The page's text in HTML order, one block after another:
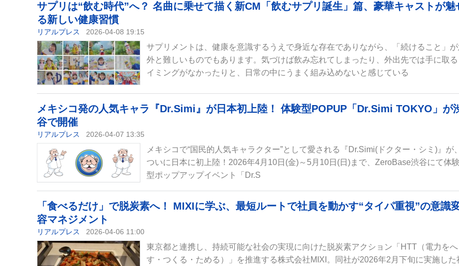
サプリは“飲む時代”へ？ 名曲に乗せて描く新CM「飲むサプリ誕⽣」篇、豪華キャストが魅
る新しい健康習慣
リアルプレス 2026-04-08 19:15
サプリメントは、健康を意識するうえで身近な存在でありながら、「続けること」
外と難しいものでもあります。気づけば飲み忘れてしまったり、外出先では手に取る
イミングがなかったりと、日常の中にうまく組み込めないと感じている
メキシコ発の人気キャラ『Dr.Simi』が日本初上陸！ 体験型POPUP「Dr.Simi TOKYO」が
谷で開催
リアルプレス 2026-04-07 13:35
メキシコで“国民的人気キャラクター”として愛される『Dr.Simi(ドクター・シミ)』が、
ついに日本に初上陸！2026年4月10日(金)～5月10日(日)まで、ZeroBase渋谷にて体験
型ポップアップイベント「Dr.S
「食べるだけ」で脱炭素へ！ MIXIに学ぶ、最短ルートで社員を動かす“タイパ重視”の意識
容マネジメント
リアルプレス 2026-04-06 11:00
東京都と連携し、持続可能な社会の実現に向けた脱炭素アクション「HTT（電力をへ
す・つくる・ためる）」を推進する株式会社MIXI。同社が2026年2月下旬に実施した